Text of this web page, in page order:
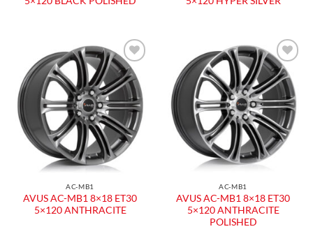
Aggiungi
alla lista
dei
desideri
AC-MB1
AVUS AC-MB1 8×18 ET30
5×120 ANTHRACITE
Aggiungi
alla lista
dei
desideri
AC-MB1
AVUS AC-MB1 8×18 ET30
5×120 ANTHRACITE
POLISHED